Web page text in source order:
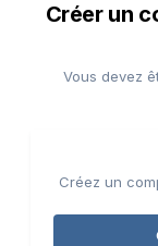
Créer un
Vous devez
Créez un